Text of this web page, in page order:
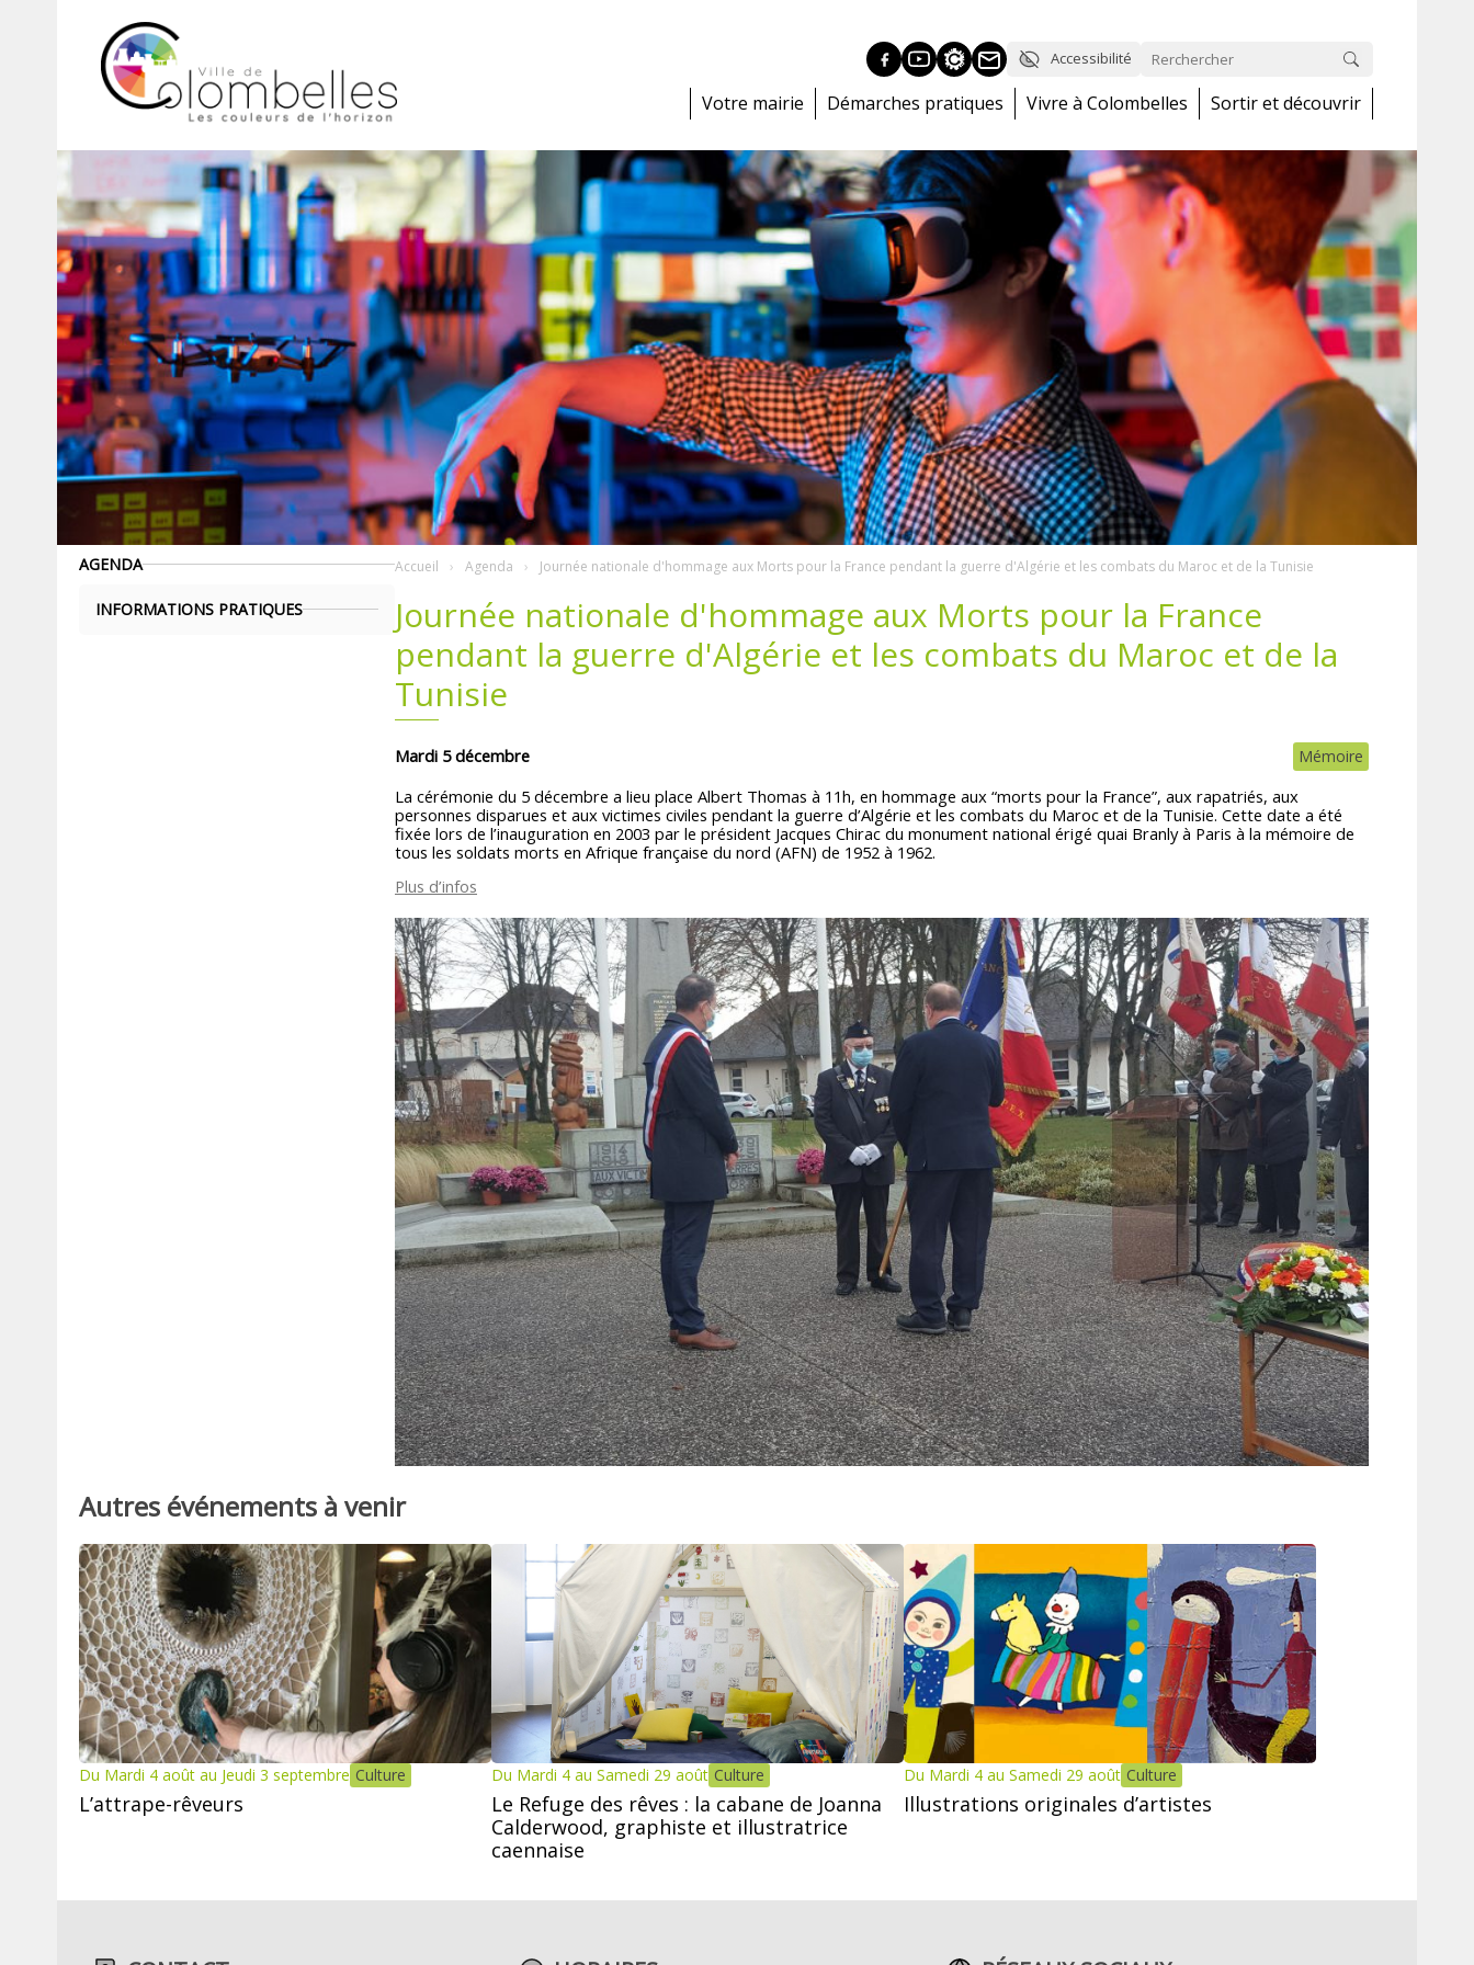
Accessibilité
Votre mairie Démarches pratiques Vivre à Colombelles Sortir et découvrir
AGENDA
INFORMATIONS PRATIQUES
Accueil Agenda Journée nationale d'hommage aux Morts pour la France pendant la guerre d'Algérie et les combats du Maroc et de la Tunisie
Journée nationale d'hommage aux Morts pour la France
pendant la guerre d'Algérie et les combats du Maroc et de la
Tunisie
Mardi 5 décembre Mémoire
La cérémonie du 5 décembre a lieu place Albert Thomas à 11h, en hommage aux “morts pour la France”, aux rapatriés, aux
personnes disparues et aux victimes civiles pendant la guerre d’Algérie et les combats du Maroc et de la Tunisie. Cette date a été
fixée lors de l’inauguration en 2003 par le président Jacques Chirac du monument national érigé quai Branly à Paris à la mémoire de
tous les soldats morts en Afrique française du nord (AFN) de 1952 à 1962.
Plus d’infos
Autres événements à venir
Du Mardi 4 août au Jeudi 3 septembre Culture
L’attrape-rêveurs
Du Mardi 4 au Samedi 29 août Culture
Le Refuge des rêves : la cabane de Joanna
Calderwood, graphiste et illustratrice
caennaise
Du Mardi 4 au Samedi 29 août Culture
Illustrations originales d’artistes